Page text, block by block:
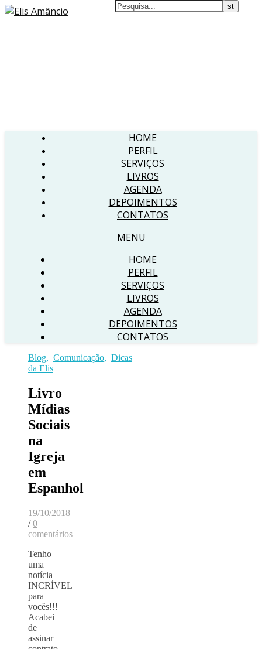
HOME
PERFIL
SERVIÇOS
LIVROS
AGENDA
DEPOIMENTOS
CONTATOS
MENU
HOME
PERFIL
SERVIÇOS
LIVROS
AGENDA
DEPOIMENTOS
CONTATOS
Blog, Comunicação, Dicas
da Elis
Livro
Mídias
Sociais
na
Igreja
em
Espanhol
19/10/2018
/ 0
comentários
Tenho
uma
notícia
INCRÍVEL
para
vocês!!!
Acabei
de
assinar